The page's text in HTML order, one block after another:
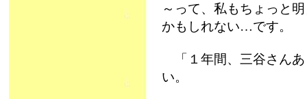
～って、私もちょっと
かもしれない…です。
「１年間、三谷さんあ
い。